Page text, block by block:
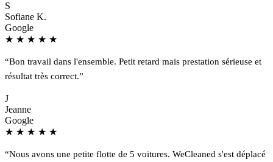
S
Sofiane K.
Google
★ ★ ★ ★ ★
“Bon travail dans l'ensemble. Petit retard mais prestation sérieuse et
résultat très correct.”
J
Jeanne
Google
★ ★ ★ ★ ★
“Nous avons une petite flotte de 5 voitures. WeCleaned s'est déplacé